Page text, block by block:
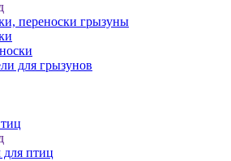
переноски грызуны
для грызунов
птиц